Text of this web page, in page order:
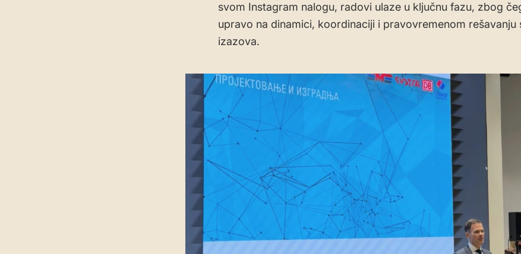
svom Instagram nalogu, radovi ulaze u ključnu fazu, zbog
upravo na dinamici, koordinaciji i pravovremenom rešavanju
izazova.